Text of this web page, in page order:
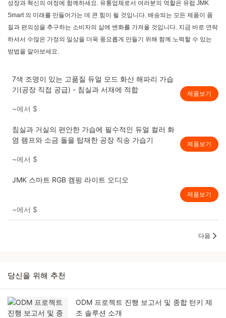
성장과 혁신의 여정에 함께하세요. 유통업체로서 여러분의 역할은 유럽 JMK
Smart의 미래를 만들어가는 데 큰 힘이 될 것입니다. 배송되는 모든 제품이 품
질과 편의성을 추구하는 소비자의 삶에 변화를 가져올 것입니다. 지금 바로 연락
하셔서 수많은 가정의 일상을 더욱 풍요롭게 만들기 위해 함께 노력할 수 있는
방법을 알아보세요.
7색 조명이 있는 고품질 듀얼 모드 화산 해파리 가습
기(공장 직접 공급) - 침실과 서재에 적합
~에서 $
제품보기
침실과 거실의 편안한 가습에 필수적인 듀얼 컬러 화
염 램프와 소금 돌을 탑재한 공장 직송 가습기
~에서 $
제품보기
JMK 스마트 RGB 캠핑 라이트 오디오
~에서 $
제품보기
다음
당신을 위해 추천
ODM 프로젝트 진행 보고서 및 종합 턴키 제
조 솔루션 소개